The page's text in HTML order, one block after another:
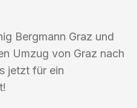
Bergmann Graz und
Umzug von Graz nach
jetzt für ein